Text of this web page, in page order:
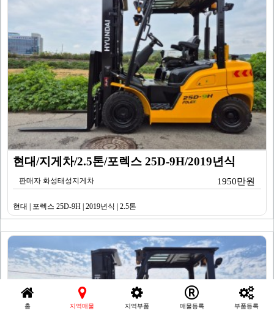
현대/지게차/2.5톤/포렉스 25D-9H/2019년식
판매자 화성태성지게차 1950만원
현대 | 포렉스 25D-9H | 2019년식 | 2.5톤
홈 지역매물 지역부품 매물등록 부품등록